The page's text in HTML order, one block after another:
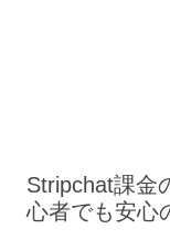
Stripchat課金
心者でも安心